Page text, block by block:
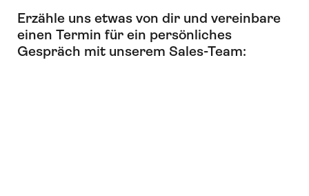
Erzähle uns etwas von dir und vereinbare
einen Termin für ein persönliches
Gespräch mit unserem Sales-Team: